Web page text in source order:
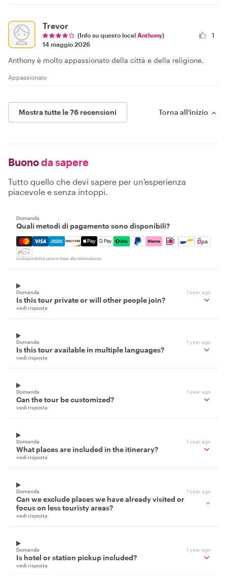
Trevor
(Info su questo local Anthony)
14 maggio 2026
1
Anthony è molto appassionato della città e della religione.
Appassionato
Mostra tutte le 76 recensioni Torna all'inizio
Buonoda sapere
Tutto quello che devi sapere per un'esperienza
piacevole e senza intoppi.
Domanda
Quali metodi di pagamento sono disponibili?
Mastercard, Visa, Amex, Discover, Apple Pay, Google
La disponibilità varia in base alla destinazione
Domanda 1 year ago
Is this tour private or will other people join?
vedi risposta
Domanda 1 year ago
Is this tour available in multiple languages?
vedi risposta
Domanda 1 year ago
Can the tour be customized?
vedi risposta
Domanda 1 year ago
What places are included in the itinerary?
vedi risposta
Domanda 1 year ago
Can we exclude places we have already visited or
focus on less touristy areas?
vedi risposta
Domanda 1 year ago
Is hotel or station pickup included?
vedi risposta